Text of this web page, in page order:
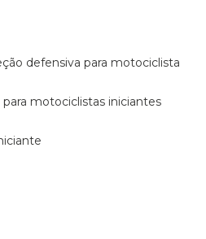
defensiva para motociclista
para motociclistas iniciantes